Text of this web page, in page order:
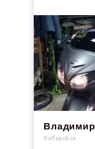
Владимир
Хабаровск